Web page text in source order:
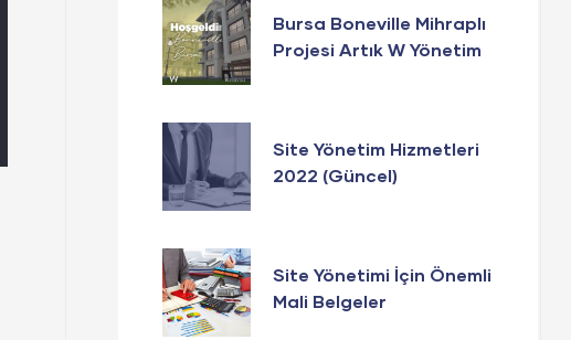
Bursa Boneville Mihraplı
Projesi Artık W Yönetim
Site Yönetim Hizmetleri
2022 (Güncel)
Site Yönetimi İçin Önemli
Mali Belgeler